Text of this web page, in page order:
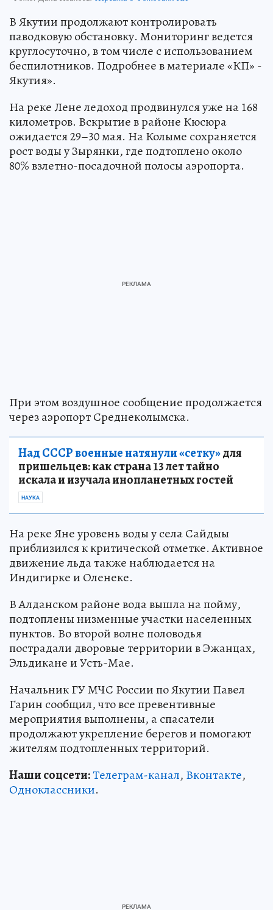
В Якутии продолжают контролировать
паводковую обстановку. Мониторинг ведется
круглосуточно, в том числе с использованием
беспилотников. Подробнее в материале «КП» -
Якутия».
На реке Лене ледоход продвинулся уже на 168
километров. Вскрытие в районе Кюсюра
ожидается 29–30 мая. На Колыме сохраняется
рост воды у Зырянки, где подтоплено около
80% взлетно-посадочной полосы аэропорта.
При этом воздушное сообщение продолжается
через аэропорт Среднеколымска.
Над СССР военные натянули «сетку»для
пришельцев: как страна 13 лет тайно
искала и изучала инопланетных гостей
НАУКА
На реке Яне уровень воды у села Сайдыы
приблизился к критической отметке. Активное
движение льда также наблюдается на
Индигирке и Оленеке.
В Алданском районе вода вышла на пойму,
подтоплены низменные участки населенных
пунктов. Во второй волне половодья
пострадали дворовые территории в Эжанцах,
Эльдикане и Усть-Мае.
Начальник ГУ МЧС России по Якутии Павел
Гарин сообщил, что все превентивные
мероприятия выполнены, а спасатели
продолжают укрепление берегов и помогают
жителям подтопленных территорий.
Наши соцсети:Телеграм-канал, Вконтакте,
Одноклассники.